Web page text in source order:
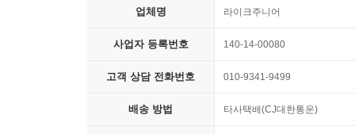
나와 타인, 우리와 그들을 가르고 배제하는 일상
이 소설과 비슷한 소설이 몇 작품이고 떠오르지
처럼 대자연 속에 처한 유일한 인간이지만, 엄숙
업체명 라이크주니어
사업자 등록번호 140-14-00080
고객 상담 전화번호 010-9341-9499
배송 방법 타사택배(CJ대한통운)